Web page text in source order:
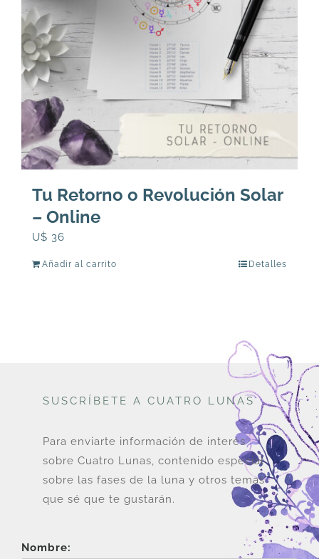
Tu Retorno o Revolución Solar
– Online
U$ 36
Añadir al carrito Detalles
SUSCRÍBETE A CUATRO LUNAS
Para enviarte información de interés
sobre Cuatro Lunas, contenido especial
sobre las fases de la luna y otros temas
que sé que te gustarán.
Nombre: